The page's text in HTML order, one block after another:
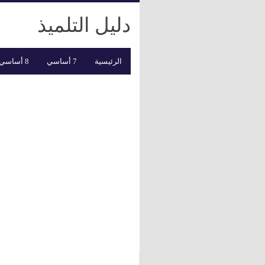
دليل التلميذ
الرئيسية 7 أساسي 8 أساسي